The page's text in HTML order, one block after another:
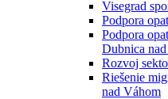
Visegrad
Podpora
Podpora
Dubnica
Rozvoj
Riešenie
nad Váhom